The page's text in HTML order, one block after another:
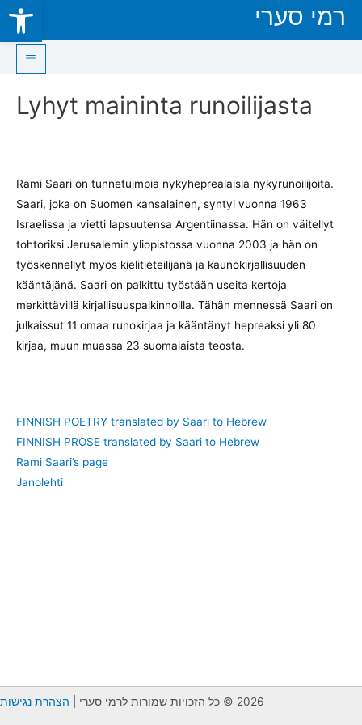
Open toolbar
Skip
רמי סערי
Main
Menu
Lyhyt maininta runoilijasta
Rami Saari on tunnetuimpia nykyheprealaisia nykyrunoilijoita.
Saari, joka on Suomen kansalainen, syntyi vuonna 1963
Israelissa ja vietti lapsuutensa Argentiinassa. Hän on väitellyt
tohtoriksi Jerusalemin yliopistossa vuonna 2003 ja hän on
työskennellyt myös kielitieteilijänä ja kaunokirjallisuuden
kääntäjänä. Saari on palkittu työstään useita kertoja
merkittävillä kirjallisuuspalkinnoilla. Tähän mennessä Saari on
julkaissut 11 omaa runokirjaa ja kääntänyt hepreaksi yli 80
kirjaa, muun muassa 23 suomalaista teosta.
FINNISH POETRY translated by Saari to Hebrew
FINNISH PROSE translated by Saari to Hebrew
Rami Saari’s page
Janolehti
2026 © כל הזכויות שמורות לרמי סערי | הצהרת נגישות